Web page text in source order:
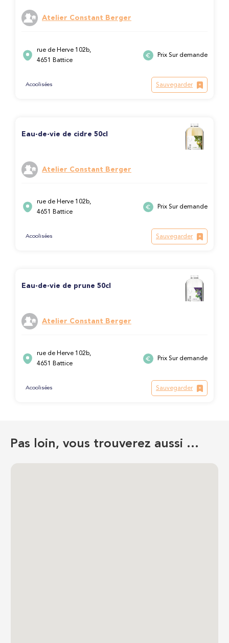
Atelier Constant Berger
rue de Herve 102b,
4651 Battice
Prix Sur demande
Acoolisées Sauvegarder
Eau-de-vie de cidre 50cl
Atelier Constant Berger
rue de Herve 102b,
4651 Battice
Prix Sur demande
Acoolisées Sauvegarder
Eau-de-vie de prune 50cl
Atelier Constant Berger
rue de Herve 102b,
4651 Battice
Prix Sur demande
Acoolisées Sauvegarder
Pas loin, vous trouverez aussi …